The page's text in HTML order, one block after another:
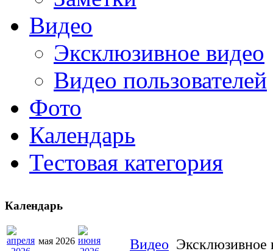
Видео
Эксклюзивное видео
Видео пользователей
Фото
Календарь
Тестовая категория
Видео Эксклюзивное
Календарь
мая 2026